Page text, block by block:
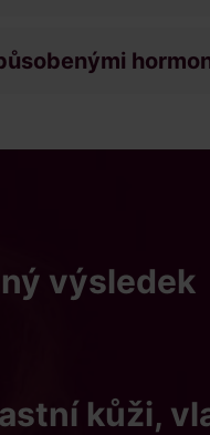
výsledek
kůži,